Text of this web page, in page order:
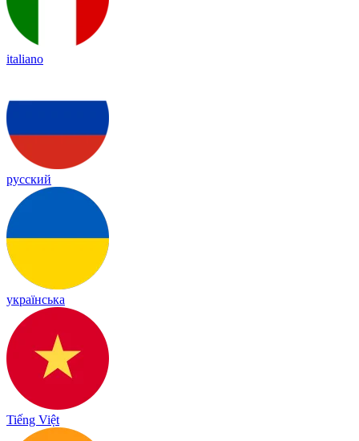
italiano
русский
українська
Tiếng Việt